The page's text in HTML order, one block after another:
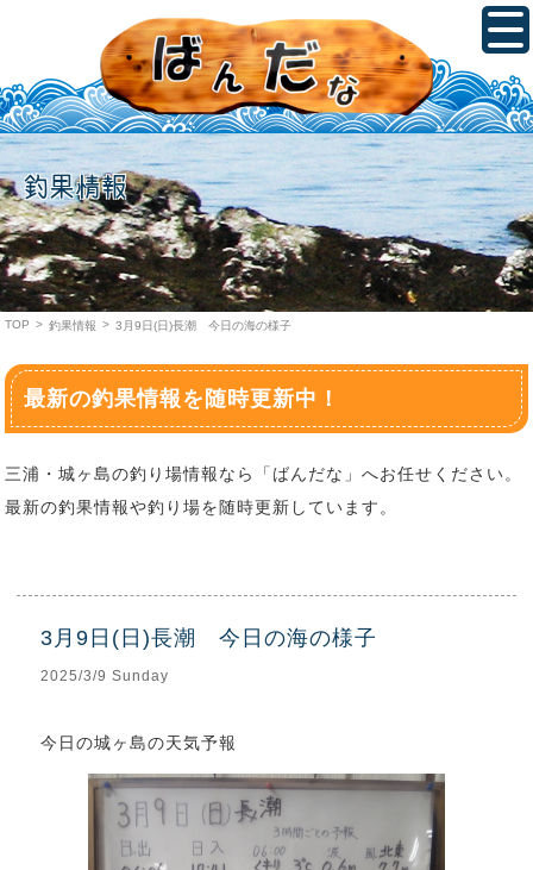
釣果情報
TOP > 釣果情報 > 3月9日(日)長潮 今日の海の様子
最新の釣果情報を随時更新中！
三浦・城ヶ島の釣り場情報なら「ばんだな」へお任せください。
最新の釣果情報や釣り場を随時更新しています。
3月9日(日)長潮 今日の海の様子
2025/3/9 Sunday
今日の城ヶ島の天気予報